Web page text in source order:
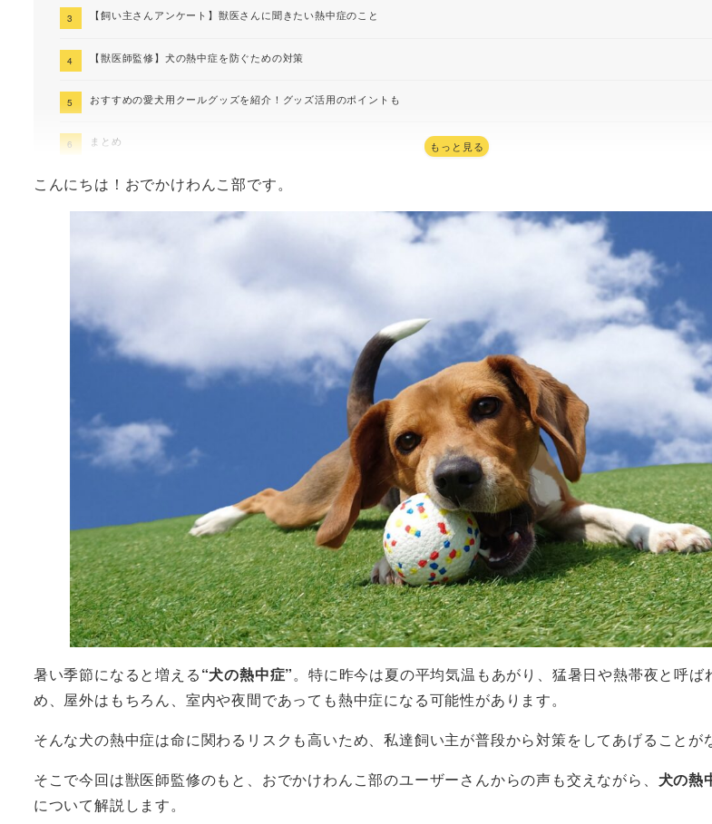
【飼い主さんアンケート】獣医さんに聞きたい熱中症のこと
【獣医師監修】犬の熱中症を防ぐための対策
おすすめの愛犬用クールグッズを紹介！グッズ活用のポイントも
まとめ もっと見る
こんにちは！おでかけわんこ部です。
暑い季節になると増える“犬の熱中症”。特に昨今は夏の平均気温もあがり、猛暑日や熱帯夜と呼ば
め、屋外はもちろん、室内や夜間であっても熱中症になる可能性があります。
そんな犬の熱中症は命に関わるリスクも高いため、私達飼い主が普段から対策をしてあげることが
そこで今回は獣医師監修のもと、おでかけわんこ部のユーザーさんからの声も交えながら、 犬の熱
について解説します。